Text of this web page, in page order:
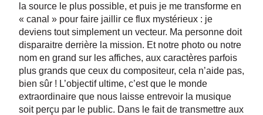
la source le plus possible, et puis je me transforme en
« canal » pour faire jaillir ce flux mystérieux : je
deviens tout simplement un vecteur. Ma personne doit
disparaitre derrière la mission. Et notre photo ou notre
nom en grand sur les affiches, aux caractères parfois
plus grands que ceux du compositeur, cela n’aide pas,
bien sûr ! L’objectif ultime, c’est que le monde
extraordinaire que nous laisse entrevoir la musique
soit perçu par le public. Dans le fait de transmettre aux